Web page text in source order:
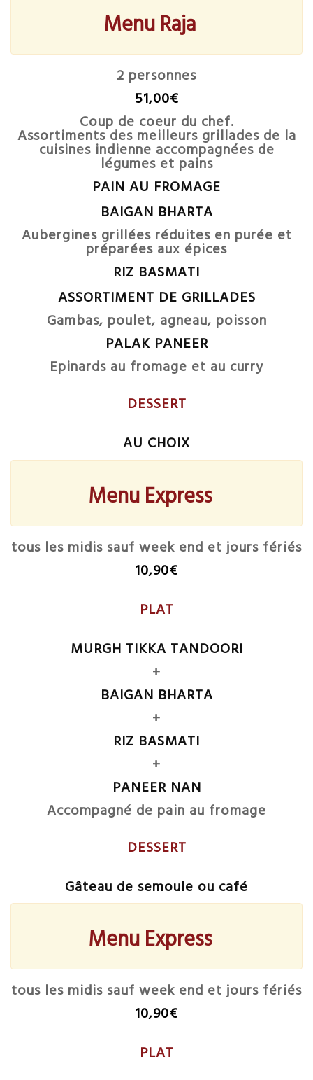
Menu Raja
2 personnes
51,00€
Coup de coeur du chef.
Assortiments des meilleurs grillades de la
cuisines indienne accompagnées de
légumes et pains
PAIN AU FROMAGE
BAIGAN BHARTA
Aubergines grillées réduites en purée et
préparées aux épices
RIZ BASMATI
ASSORTIMENT DE GRILLADES
Gambas, poulet, agneau, poisson
PALAK PANEER
Epinards au fromage et au curry
DESSERT
AU CHOIX
Menu Express
tous les midis sauf week end et jours fériés
10,90€
PLAT
MURGH TIKKA TANDOORI
+
BAIGAN BHARTA
+
RIZ BASMATI
+
PANEER NAN
Accompagné de pain au fromage
DESSERT
Gâteau de semoule ou café
Menu Express
tous les midis sauf week end et jours fériés
10,90€
PLAT